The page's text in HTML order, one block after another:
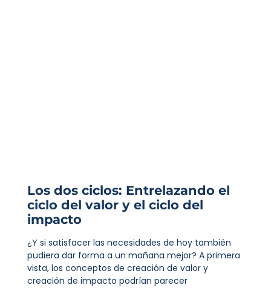
Los dos ciclos: Entrelazando el
ciclo del valor y el ciclo del
impacto
¿Y si satisfacer las necesidades de hoy también
pudiera dar forma a un mañana mejor? A primera
vista, los conceptos de creación de valor y
creación de impacto podrían parecer